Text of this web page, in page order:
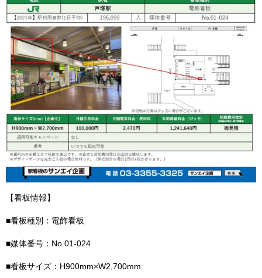
【看板情報】
■看板種別：電飾看板
■媒体番号：No.01-024
■看板サイズ：H900mm×W2,700mm